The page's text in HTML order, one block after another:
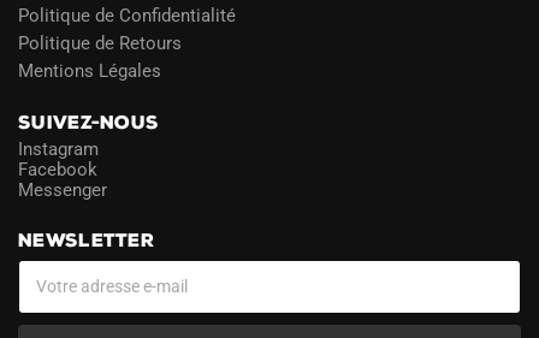
Politique de Confidentialité
Politique de Retours
Mentions Légales
SUIVEZ-NOUS
Instagram
Facebook
Messenger
NEWSLETTER